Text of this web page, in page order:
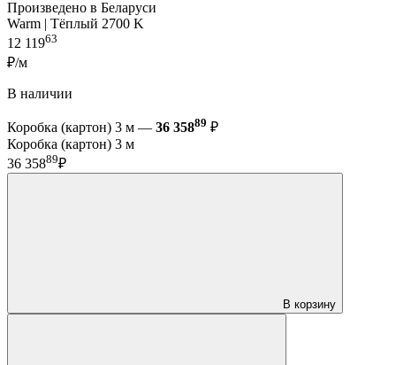
Произведено в Беларуси
Warm | Тёплый 2700 K
12 11963
₽/м
В наличии
Коробка (картон) 3 м — 36 35889 ₽
Коробка (картон) 3 м
36 35889₽
В корзину